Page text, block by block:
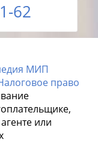
62
МИП
право
или